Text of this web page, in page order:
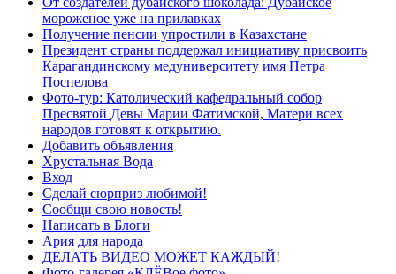
мороженое уже на прилавках
Получение пенсии упростили в Казахстане
Президент страны поддержал инициативу присвоить
Карагандинскому медуниверситету имя Петра
Поспелова
Фото-тур: Католический кафедральный собор
Пресвятой Девы Марии Фатимской, Матери всех
народов готовят к открытию.
Добавить объявления
Хрустальная Вода
Вход
Сделай сюрприз любимой!
Сообщи свою новость!
Написать в Блоги
Ария для народа
ДЕЛАТЬ ВИДЕО МОЖЕТ КАЖДЫЙ!